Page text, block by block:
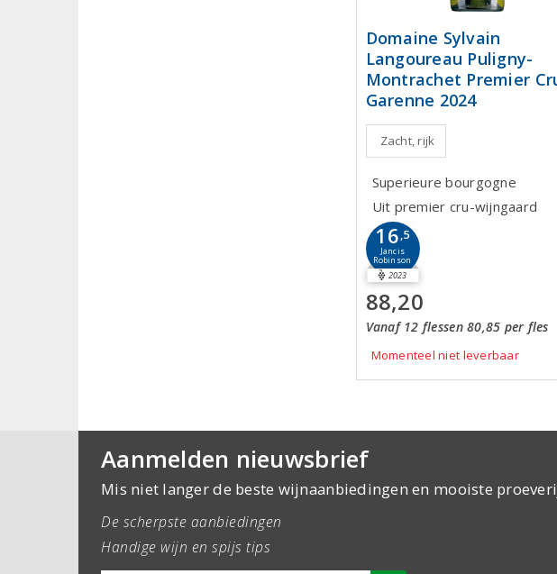
Domaine Sylvain
Langoureau Puligny-
Montrachet Premier
Garenne 2024
Zacht, rijk
Superieure bourgogne
Uit premier cru-wijngaard
16,5
Jancis
Robinson
2023
88,20
Vanaf 12 flessen 80,85 per fles
Momenteel niet leverbaar
Aanmelden nieuwsbrief
Mis niet langer de beste wijnaanbiedingen en mooiste
De scherpste aanbiedingen
Handige wijn en spijs tips